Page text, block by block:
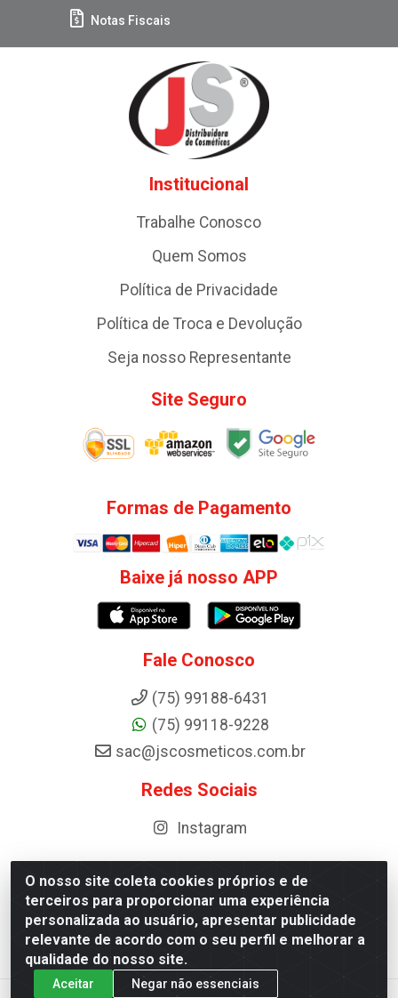
O nosso site coleta cookies próprios e de
terceiros para proporcionar uma experiência
personalizada ao usuário, apresentar publicidade
relevante de acordo com o seu perfil e melhorar a
qualidade do nosso site.
Aceitar Negar não essenciais
Notas Fiscais
Institucional
Trabalhe Conosco
Quem Somos
Política de Privacidade
Política de Troca e Devolução
Seja nosso Representante
Site Seguro
Formas de Pagamento
Baixe já nosso APP
Fale Conosco
(75) 99188-6431
(75) 99118-9228
sac@jscosmeticos.com.br
Redes Sociais
Instagram
Distribuidora de Cosméticos Antoneto LTDA - BA-052,
km 87 - Industrial, Ipirá - BA, 44600-000 - CNPJ
10.984.107/0001-75